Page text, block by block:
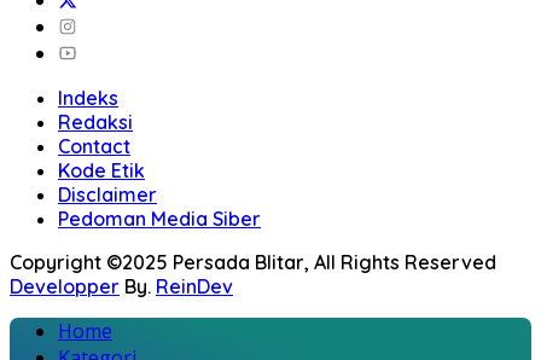
Indeks
Redaksi
Contact
Kode Etik
Disclaimer
Pedoman Media Siber
Copyright ©2025 Persada Blitar, All Rights Reserved
Developper By. ReinDev
Home